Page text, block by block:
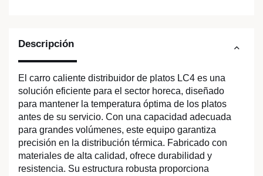
Descripción
El carro caliente distribuidor de platos LC4 es una
solución eficiente para el sector horeca, diseñado
para mantener la temperatura óptima de los platos
antes de su servicio. Con una capacidad adecuada
para grandes volúmenes, este equipo garantiza
precisión en la distribución térmica. Fabricado con
materiales de alta calidad, ofrece durabilidad y
resistencia. Su estructura robusta proporciona